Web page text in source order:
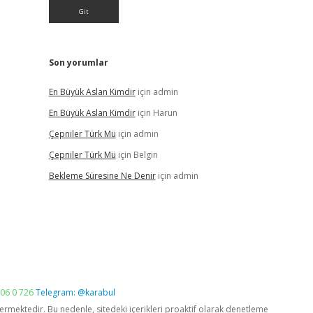
Son yorumlar
En Büyük Aslan Kimdiriçin admin
En Büyük Aslan Kimdiriçin Harun
Çepniler Türk Mü için admin
Çepniler Türk Mü için Belgin
Bekleme Süresine Ne Deniriçin admin
0 726Telegram: @karabul
Bu nedenle, sitedeki içerikleri proaktif olarak denetleme